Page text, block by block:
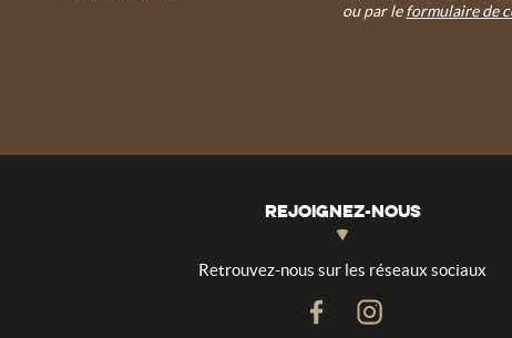
ou par leformulaire de
REJOIGNEZ-NOUS
Retrouvez-nous sur les réseaux sociaux